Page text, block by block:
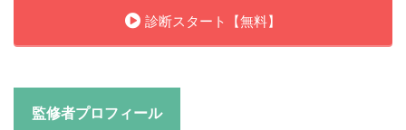
診断スタート【無料】
監修者プロフィール